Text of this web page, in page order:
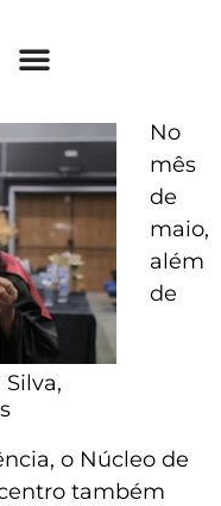
No
mês
de
maio,
além
de
o Núcleo de
também